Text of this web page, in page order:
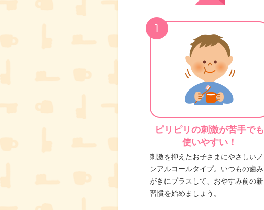
ピリピリの刺激が苦手でも
使いやすい！
刺激を抑えたお子さまにやさしいノ
ンアルコールタイプ。いつもの歯み
がきにプラスして、おやすみ前の新
習慣を始めましょう。